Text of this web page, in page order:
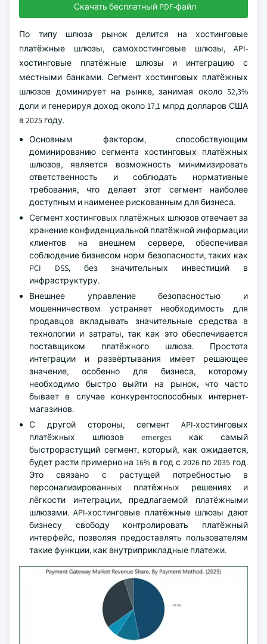
Скачать бесплатный PDF-файл
По типу шлюза рынок делится на хостинговые
платёжные шлюзы, самохостинговые шлюзы, API-
хостинговые платёжные шлюзы и интеграцию с
местными банками. Сегмент хостинговых платёжных
шлюзов доминирует на рынке, занимая около 52,3%
доли и генерируя доход около 17,1 млрд долларов США
в 2025 году.
Основным фактором, способствующим
доминированию сегмента хостинговых платёжных
шлюзов, является возможность минимизировать
ответственность и соблюдать нормативные
требования, что делает этот сегмент наиболее
доступным и наименее рискованным для бизнеса.
Сегмент хостинговых платёжных шлюзов отвечает за
хранение конфиденциальной платёжной информации
клиентов на внешнем сервере, обеспечивая
соблюдение бизнесом норм безопасности, таких как
PCI DSS, без значительных инвестиций в
инфраструктуру.
Внешнее управление безопасностью и
мошенничеством устраняет необходимость для
продавцов вкладывать значительные средства в
технологии и затраты, так как это обеспечивается
поставщиком платёжного шлюза. Простота
интеграции и развёртывания имеет решающее
значение, особенно для бизнеса, которому
необходимо быстро выйти на рынок, что часто
бывает в случае конкурентоспособных интернет-
магазинов.
С другой стороны, сегмент API-хостинговых
платёжных шлюзов emerges как самый
быстрорастущий сегмент, который, как ожидается,
будет расти примерно на 16% в год с 2026 по 2035 год.
Это связано с растущей потребностью в
персонализированных платёжных решениях и
лёгкости интеграции, предлагаемой платёжными
шлюзами. API-хостинговые платёжные шлюзы дают
бизнесу свободу контролировать платёжный
интерфейс, позволяя предоставлять пользователям
такие функции, как внутриприкладные платежи.